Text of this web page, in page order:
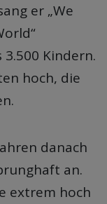
er „We
Kindern.
hoch, die
danach
an.
extrem hoch